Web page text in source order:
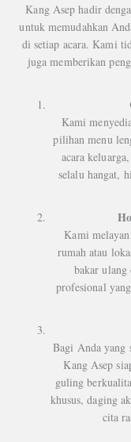
Kang Asep hadir
untuk memudahkan
di setiap acara. Kami
juga memberikan
Kami
pilihan menu
acara
selalu hangat,
Kami
rumah atau
bakar
profesional
Bagi Anda yang
Kang Asep
guling
khusus, daging
cita